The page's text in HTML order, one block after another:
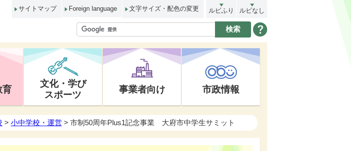
サイトマップ Foreign language 文字サイズ・配色の変更 ルビふり ルビなし
育
文化・学び
スポーツ
事業者向け 市政情報
> 小中学校・運営 > 市制50周年Plus1記念事業 大府市中学生サミット